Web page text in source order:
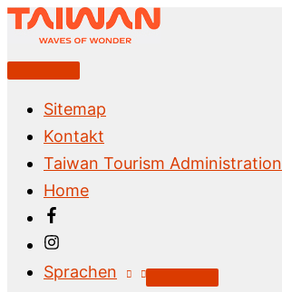
Zum
Inhalt
springenAbove
Sitemap
Kontakt
Taiwan Tourism Administration
Home
Sprachen